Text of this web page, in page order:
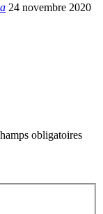
24 novembre 2020
obligatoires